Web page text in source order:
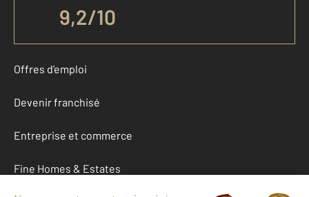
9,2/10
Offres d'emploi
Devenir franchisé
Entreprise et commerce
Fine Homes & Estates